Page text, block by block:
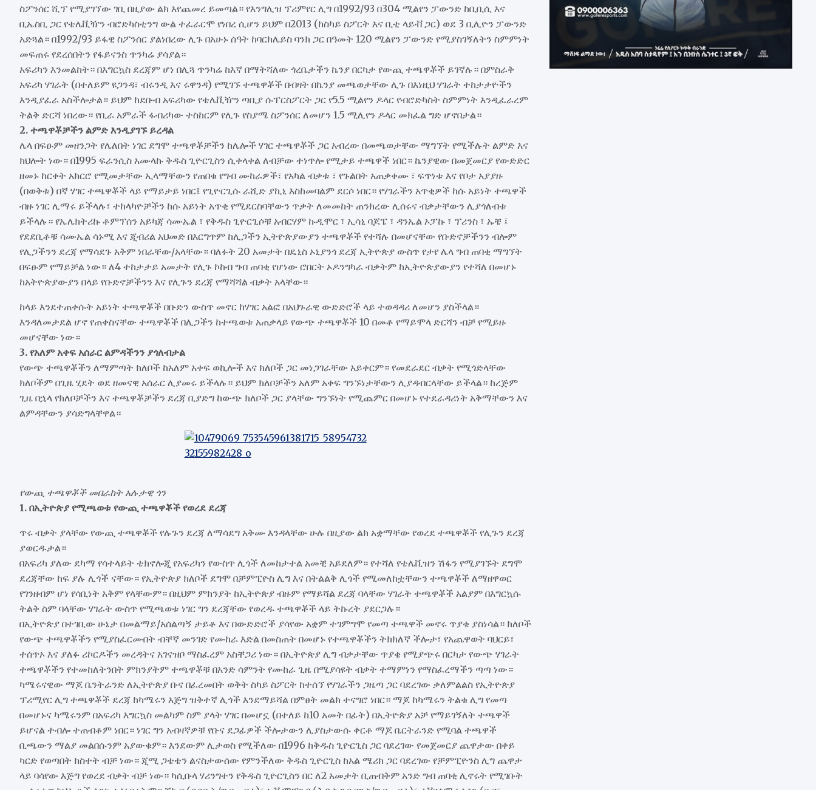
ስፖንሰር ሺፕ የሚያገኘው ገቢ በዚያው ልክ እየጨመረ ይመጣል። የእንግሊዝ ፕሪምየር ሊግ በ1992/93 በ304 ሚልየን ፓውንድ ከቢቢሲ እና
ቢኤስቢ ጋር የቴሌቪዥን ብሮድካስቲንግ ውል ተፈራርሞ የነበረ ሲሆን ይህም በ2013 (ከስካይ ስፖርት እና ቢቲ ላይቭ ጋር) ወደ 3 ቢሊዮን ፓውንድ
አድጓል። በ1992/93 ይፋዊ ስፖንሰር ያልነበረው ሊጉ በአሁኑ ሰዓት ከባርክሌይስ ባንክ ጋር በዓመት 120 ሚልየን ፓውንድ የሚያስገኝለትን ስምምነት
መፍጠሩ የደረሰበትን የፋይናንስ ጥንካሬ ያሳያል።
አፍሪካን እንመልከት። በእግርኳስ ደረጃም ሆነ በሊጓ ጥንካሬ ከእኛ በማትሻለው ጎረቤታችን ኬንያ በርካታ የውጪ ተጫዋቾች ይገኛሉ። በምስራቅ
አፍሪካ ሃገራት (በተለይም ዩጋንዳ፣ ብሩንዲ እና ሩዋንዳ) የሚገኙ ተጫዋቾች በብዛት በኬንያ መጫወታቸው ሊጉ በእነዚህ ሃገራት ተከታታዮችን
እንዲያፈራ አስችሎታል። ይህም ከደቡብ አፍሪካው የቴሌቪዥን ጣቢያ ሱፐርስፖርት ጋር የ5.5 ሚልየን ዶላር የብሮድካስት ስምምነት እንዲፈራረም
ትልቅ ድርሻ ነበረው። የቢራ አምራች ፋብሪካው ተስከርም የሊጉ የስያሜ ስፖንሰር ለመሆን 1.5 ሚሊየን ዶላር መክፈል ግድ ሆኖበታል።
2. ተጫዋቾቻችን ልምድ እንዲያገኙ ይረዳል
ሌላ በፍፁም መዘንጋት የሌለበት ነገር ደግሞ ተጫዋቾቻችን ከሌሎች ሃገር ተጫዋቾች ጋር አብረው በመጫወታቸው ማግኘት የሚችሉት ልምድ እና
ክህሎት ነው። በ1995 ፍራንሲስ አሙላኩ ቅዱስ ጊዮርጊስን ሲቀላቀል ለብቻው ተነጥሎ የሚታይ ተጫዋች ነበር። ኬንያዊው በመጀመርያ የውድድር
ዘመኑ ከርቀት አክርሮ የሚመታቸው ኢላማቸውን የጠበቁ የግብ ሙከራዎች፣ የአካል ብቃቱ ፣ የጉልበት አጠቃቀሙ ፣ ፍጥነቱ እና የቦታ አያያዙ
(በወቅቱ) በኛ ሃገር ተጫዋቾች ላይ የማይታይ ነበር፤ የጊዮርጊሱ ራሺድ ያኪኒ እስከመባልም ደርሶ ነበር። የሃገራችን አጥቂዎች ከሱ አይነት ተጫዋች
ብዙ ነገር ሊማሩ ይችላሉ፣ ተከላካዮቻችን ከሱ አይነት አጥቂ የሚደርስባቸውን ጥቃት ለመመከት ጠንክረው ሊሰሩና ብቃታቸውን ሊያጎለብቱ
ይችላሉ። የኤሌክትሪኩ ቶምፕሰን አይካጃ ሳሙኤል ፣ የቅዱስ ጊዮርጊሶቹ አብርሃም ኩዲሞር ፣ ኢሳኒ ባጆፔ ፣ ዳንኤል ኦፓኩ ፣ ፕሪንስ ፣ ኡቼ ፤
የደደቢቶቹ ሳሙኤል ሳኑሚ እና ጂብሪል አህመድ በእርግጥም ከሊጋችን ኢትዮጵያውያን ተጫዋቾች የተሻሉ በመሆናቸው የቡድኖቻችንን ብሎም
የሊጋችንን ደረጃ የማሳደጉ አቅም ነበራቸው/አላቸው። ባለፉት 20 አመታት በዴኒስ ኦኒያንጎ ደረጃ ኢትዮጵያ ውስጥ የታየ ሌላ ግብ ጠባቂ ማግኘት
በፍፁም የማይቻል ነው። ለ4 ተከታታይ አመታት የሊጉ ኮከብ ግብ ጠባቂ የሆነው ሮበርት ኦዶንግካራ ብቃትም ከኢትዮጵያውያን የተሻለ በመሆኑ
ከአትዮጵያውያን በላይ የቡድኖቻችንን እና የሊጉን ደረጃ የማሻሻል ብቃት አላቸው።
ከላይ እንደተጠቀሱት አይነት ተጫዋቾች በቡድን ውስጥ መኖር ከሃገር አልፎ በአህጉራዊ ውድድሮች ላይ ተወዳዳሪ ለመሆን ያስችላል።
እንዳለመታደል ሆኖ የጠቀስናቸው ተጫዋቾች በሊጋችን ከተጫወቱ አጠቃላይ የውጭ ተጫዋቾች 10 በመቶ የማይሞላ ድርሻን ብቻ የሚይዙ
መሆናቸው ነው።
3. የአለም አቀፍ አሰራር ልምዳችንን ያጎለብታል
የውጭ ተጫዋቾችን ለማምጣት ክለቦች ከአለም አቀፍ ወኪሎች እና ክለቦች ጋር መነጋገራቸው አይቀርም። የመደራደር ብቃት የሚጎድላቸው
ክለቦችም በጊዜ ሂደት ወደ ዘመናዊ አሰራር ሊያመሩ ይችላሉ። ይህም ክለቦቻችን አለም አቀፍ ግንኙነታቸውን ሊያዳብርላቸው ይችላል። ከረጅም
ጊዜ በኋላ የክለቦቻችን እና ተጫዋቾቻችን ደረጃ ቢያድግ ከውጭ ክለቦች ጋር ያላቸው ግንኙነት የሚጨምር በመሆኑ የተደራዳሪነት አቅማቸውን እና
ልምዳቸውን ያሳድግላቸዋል።
የውጪ ተጫዋቾች መበራከት አሉታዊ ጎን
1. በኢትዮጵያ የሚጫወቱ የውጪ ተጫዋቾች የወረደ ደረጃ
ጥሩ ብቃት ያላቸው የውጪ ተጫዋቾች የሉጉን ደረጃ ለማሳደግ አቅሙ እንዳላቸው ሁሉ በዚያው ልክ አቋማቸው የወረደ ተጫዋቾች የሊጉን ደረጃ
ያወርዱታል።
በአፍሪካ ያለው ደካማ የሳተላይት ቴክኖሎጂ የአፍሪካን የውስጥ ሊጎች ለመከታተል አመቺ አይደለም። የተሻለ የቴሌቪዝን ሽፋን የሚያገኙት ደግሞ
ደረጃቸው ከፍ ያሉ ሊጎች ናቸው። የኢትዮጵያ ክለቦች ደግሞ በቻምፒዮስ ሊግ እና በትልልቅ ሊጎች የሚመለከቷቸውን ተጫዋቾች ለማዘዋወር
የገንዘብም ሆነ የሳቢነት አቅም የላቸውም። በዚህም ምክንያት ከኢትዮጵያ ብዙም የማይሻል ደረጃ ባላቸው ሃገራት ተጫዋቾች አልያም በእግርኳሱ
ትልቅ ስም ባላቸው ሃገራት ውስጥ የሚጫወቱ ነገር ግን ደረጃቸው የወረዱ ተጫዋቾች ላይ ትኩረት ያደርጋሉ።
በኢትዮጵያ በተገቢው ሁኔታ በመልማይ/አሰልጣኝ ታይቶ እና በውድድሮች ያሳየው አቋም ተገምግሞ የመጣ ተጫዋች መኖሩ ጥያቄ ያስነሳል። ክለቦች
የውጭ ተጫዋቾችን የሚያስፈርሙበት ብቸኛ መንገድ የሙከራ እድል በመስጠት በመሆኑ የተጫዋቾችን ትክክለኛ ችሎታ፣ የአጨዋወት ባህርይ፣
ተሰጥኦ እና ያለፉ ሪኮርዶችን መረዳትና አገናዝቦ ማስፈረም አስቸጋሪ ነው። በኢትዮጵያ ሊግ ብቃታቸው ጥያቄ የሚያጭሩ በርካታ የውጭ ሃገራት
ተጫዋቾችን የተመከለትንበት ምክንያትም ተጫዋቾቹ በአንድ ሳምንት የሙከራ ጊዜ በሚያሳዩት ብቃት ተማምነን የማስፈረማችን ጣጣ ነው።
ካሜሩናዊው ማጆ ቤንትራንድ ለኢትዮጵያ ቡና በፈረመበት ወቅት ስካይ ስፖርት ከተሰኘ የሃገራችን ጋዜጣ ጋር ባደረገው ቃለምልልስ የኢትዮጵያ
ፕሪሚየር ሊግ ተጫዋቾች ደረጃ ከካሜሩን እጅግ ዝቅተኛ ሊጎች እንደማይሻል በምፀት መልክ ተናግሮ ነበር። ማጆ ከካሜሩን ትልቁ ሊግ የመጣ
በመሆኑና ካሜሩንም በአፍሪካ እግርኳስ መልካም ስም ያላት ሃገር በመሆኗ (በተለይ ከ10 አመት በፊት) በኢትዮጵያ አቻ የማይገኝለት ተጫዋች
ይሆናል ተብሎ ተጠብቆም ነበር። ነገር ግን አብዛኛዎቹ የቡና ደጋፊዎች ችሎታውን ሊያስታውሱ ቀርቶ ማጆ ቤርትራንድ የሚባል ተጫዋች
ቢጫውን ማልያ መልበሱንም አያውቁም። እንደውም ሊታወስ የሚችለው በ1996 ከቅዱስ ጊዮርጊስ ጋር ባደረገው የመጀመርያ ጨዋታው በቀይ
ካርድ የወጣበት ክስተት ብቻ ነው። ጂሚ ጋቴቴን ልናስታውሰው የምንችለው ቅዱስ ጊዮርጊስ ከአል ሜሪክ ጋር ባደረገው የቻምፒዮንስ ሊግ ጨዋታ
ላይ ባሳየው እጅግ የወረደ ብቃት ብቻ ነው። ካሲቡላ ሃሪንግተን የቅዱስ ጊዮርጊስን በር ለ2 አመታት ቢጠብቅም አንድ ግብ ጠባቂ ሊኖሩት የሚገቡት